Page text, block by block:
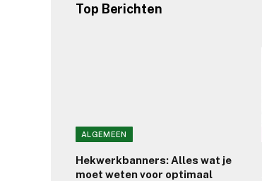
Top Berichten
ALGEMEEN
Hekwerkbanners: Alles wat je
moet weten voor optimaal